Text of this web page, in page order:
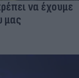
να έχουμε
μας